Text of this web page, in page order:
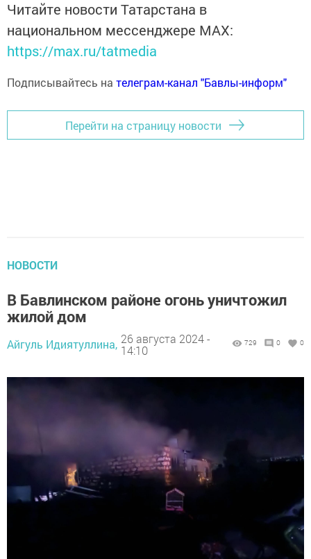
Читайте новости Татарстана в
национальном мессенджере MАХ:
https://max.ru/tatmedia
Подписывайтесь на телеграм-канал "Бавлы-информ"
Перейти на страницу новости
НОВОСТИ
В Бавлинском районе огонь уничтожил
жилой дом
Айгуль Идиятуллина, 26 августа 2024 -
14:10
729 0 0